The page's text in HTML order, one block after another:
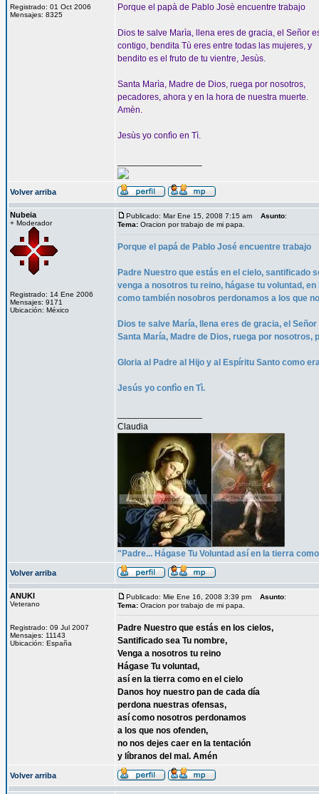
Registrado: 01 Oct 2006
Mensajes: 8325
Porque el papà de Pablo Josè encuentre trabajo
Dios te salve Marìa, llena eres de gracia, el Señor
contigo, bendita Tù eres entre todas las mujeres, y
bendito es el fruto de tu vientre, Jesùs.
Santa Marìa, Madre de Dios, ruega por nosotros,
pecadores, ahora y en la hora de nuestra muerte.
Amèn.
Jesùs yo confìo en Tì.
Volver arriba
Nubeia
+ Moderador
Registrado: 14 Ene 2006
Mensajes: 9171
Ubicación: México
Publicado: Mar Ene 15, 2008 7:15 am Asunto:
Tema: Oracion por trabajo de mi papa.
Porque el papá de Pablo José encuentre trabajo
Padre Nuestro que estás en el cielo, santificado
venga a nosotros tu reino, hágase tu voluntad,
como también nosobros perdonamos a los que
Dios te salve María, llena eres de gracia, el
Santa María, Madre de Dios, ruega por
Gloria al Padre al Hijo y al Espíritu Santo como
Jesús yo confìo en Tì.
Claudia
"Padre... Hágase Tu Voluntad así en la tierra
Volver arriba
ANUKI
Veterano
Registrado: 09 Jul 2007
Mensajes: 11143
Ubicación: España
Publicado: Mie Ene 16, 2008 3:39 pm Asunto:
Tema: Oracion por trabajo de mi papa.
Padre Nuestro que estás en los cielos,
Santificado sea Tu nombre,
Venga a nosotros tu reino
Hágase Tu voluntad,
así en la tierra como en el cielo
Danos hoy nuestro pan de cada día
perdona nuestras ofensas,
así como nosotros perdonamos
a los que nos ofenden,
no nos dejes caer en la tentación
y líbranos del mal. Amén
Volver arriba